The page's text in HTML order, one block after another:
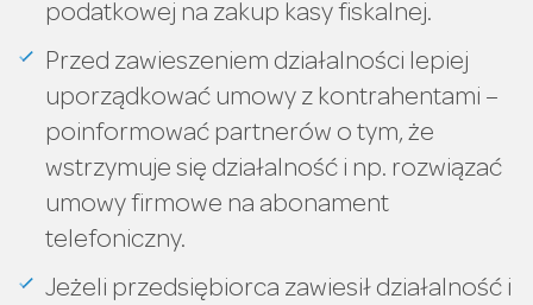
podatkowej na zakup kasy fiskalnej.
Przed zawieszeniem działalności lepiej
uporządkować umowy z kontrahentami –
poinformować partnerów o tym, że
wstrzymuje się działalność i np. rozwiązać
umowy firmowe na abonament
telefoniczny.
Jeżeli przedsiębiorca zawiesił działalność i